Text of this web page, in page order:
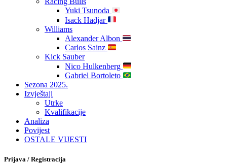
Yuki Tsunoda
Isack Hadjar
Williams
Alexander Albon
Carlos Sainz
Kick Sauber
Nico Hulkenberg
Gabriel Bortoleto
Sezona 2025.
Izvještaji
Utrke
Kvalifikacije
Analiza
Povijest
OSTALE VIJESTI
Prijava / Registracija